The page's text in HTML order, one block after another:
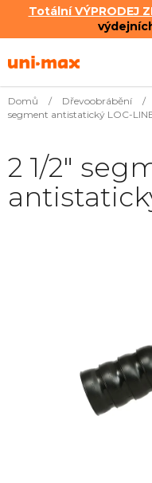
Totální VÝPRODEJ
na
Domů / Dřevoobrábění /
segment antistatický LOC-
2 1/2"